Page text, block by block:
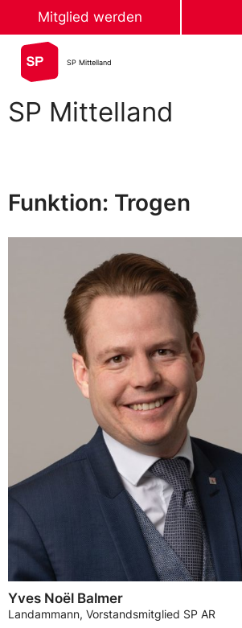
Mitglied werden
SP Mittelland
SP Mittelland
Funktion: Trogen
Yves Noël Balmer
Landammann, Vorstandsmitglied SP AR